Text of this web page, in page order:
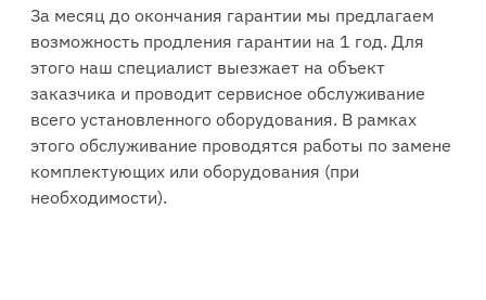
За месяц до окончания гарантии мы предлагаем
возможность продления гарантии на 1 год. Для
этого наш специалист выезжает на объект
заказчика и проводит сервисное обслуживание
всего установленного оборудования. В рамках
этого обслуживание проводятся работы по замене
комплектующих или оборудования (при
необходимости).